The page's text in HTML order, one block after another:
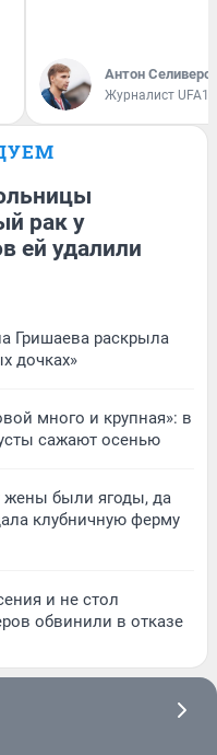
Антон
Журналист
рак у
ей удалили
Гришаева раскрыла
дочках»
много и крупная»: в
сажают осенью
жены были ягоды, да
клубничную ферму
и не стол
обвинили в отказе